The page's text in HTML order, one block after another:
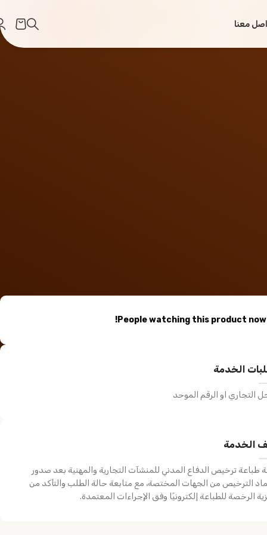
معنا
تقرير فني فوري
People watching this product now!
الخدمة
التجاري او الرقم الموحد
الخدمة
طباعة ترخيص الدفاع المدني للمنشآت التجارية والمهنية بعد صدور
الترخيص من الجهات المختصة، مع متابعة حالة الطلب والتأكد من
الرخصة للطباعة إلكترونيًا وفق الإجراءات المعتمدة.